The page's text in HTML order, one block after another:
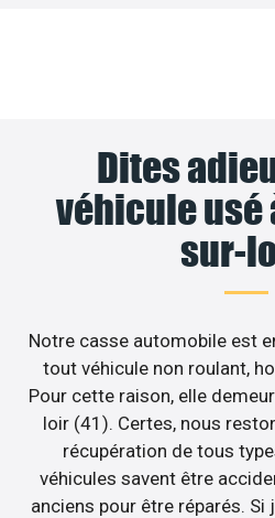
Dites
véhicule usé
sur-
Notre casse automobile est
tout véhicule non roulant,
Pour cette raison, elle
loir (41). Certes, nous
récupération de tous
véhicules savent être
anciens pour être réparés.